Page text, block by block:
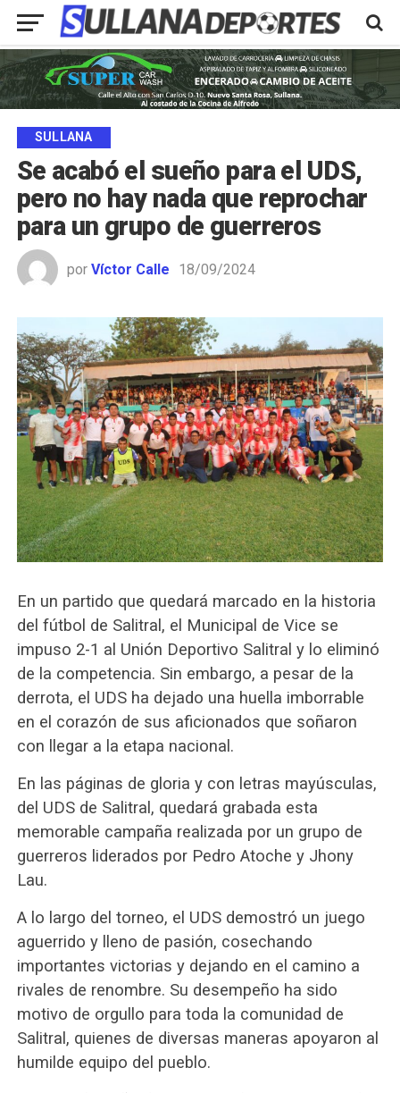
SULLANA
Se acabó el sueño para el UDS,
pero no hay nada que reprochar
para un grupo de guerreros
por Víctor Calle 18/09/2024
En un partido que quedará marcado en la historia
del fútbol de Salitral, el Municipal de Vice se
impuso 2-1 al Unión Deportivo Salitral y lo eliminó
de la competencia. Sin embargo, a pesar de la
derrota, el UDS ha dejado una huella imborrable
en el corazón de sus aficionados que soñaron
con llegar a la etapa nacional.
En las páginas de gloria y con letras mayúsculas,
del UDS de Salitral, quedará grabada esta
memorable campaña realizada por un grupo de
guerreros liderados por Pedro Atoche y Jhony
Lau.
A lo largo del torneo, el UDS demostró un juego
aguerrido y lleno de pasión, cosechando
importantes victorias y dejando en el camino a
rivales de renombre. Su desempeño ha sido
motivo de orgullo para toda la comunidad de
Salitral, quienes de diversas maneras apoyaron al
humilde equipo del pueblo.